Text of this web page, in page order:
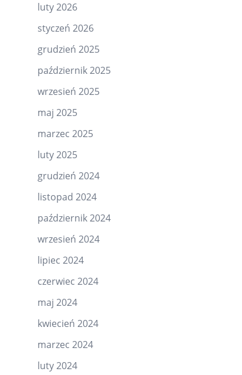
luty 2026
styczeń 2026
grudzień 2025
październik 2025
wrzesień 2025
maj 2025
marzec 2025
luty 2025
grudzień 2024
listopad 2024
październik 2024
wrzesień 2024
lipiec 2024
czerwiec 2024
maj 2024
kwiecień 2024
marzec 2024
luty 2024